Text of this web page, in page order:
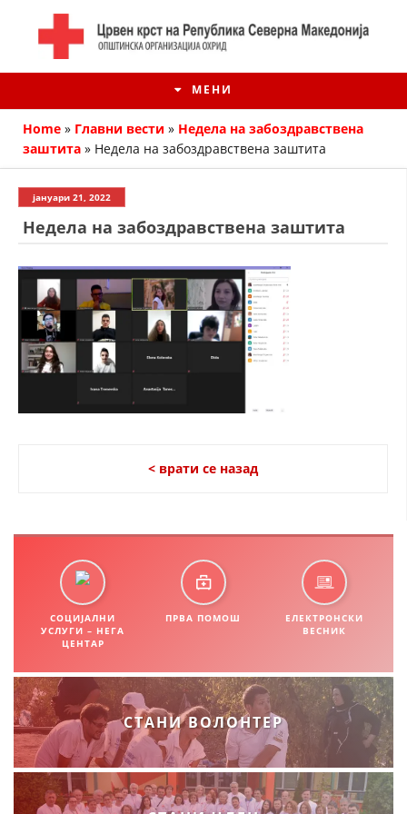
МЕНИ
ИСТОРИЈАТ НА ЦКРМ
ИСТОРИЈАТ НА ДВИЖЕЊЕТО
СТРУКТУРА НА ОРГАНИЗАЦИЈАТА
СТАТУТ НА ЦКРМ
ОРГАНИЗАЦИЈА И РАЗВОЈ
РАКОВОДЕН ОДБОР
СОБРАНИЕ
СТРУКТУРА И ОРГАНИЗАЦИОНА ПОСТАВЕНОСТ
Home » Главни вести » Недела на забоздравствена
заштита » Недела на забоздравствена заштита
јануари 21, 2022
Недела на забоздравствена заштита
< врати се назад
СОЦИЈАЛНИ
УСЛУГИ – НЕГА
ЦЕНТАР
ПРВА ПОМОШ
ЕЛЕКТРОНСКИ
ВЕСНИК
СТАНИ ВОЛОНТЕР